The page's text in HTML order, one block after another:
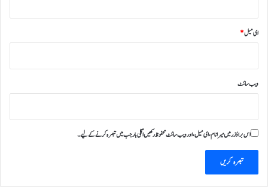
ای میل*
ویب‌ سائٹ
اس براؤزر میں میرا نام، ای میل، اور ویب سائٹ محفوظ رکھیں اگلی بار جب میں تبصرہ کرنے کےلیے۔